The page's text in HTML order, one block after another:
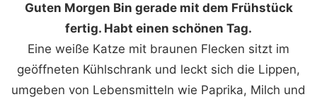
Guten Morgen Bin gerade mit dem Frühstück
fertig. Habt einen schönen Tag.
Eine weiße Katze mit braunen Flecken sitzt im
geöffneten Kühlschrank und leckt sich die Lippen,
umgeben von Lebensmitteln wie Paprika, Milch und